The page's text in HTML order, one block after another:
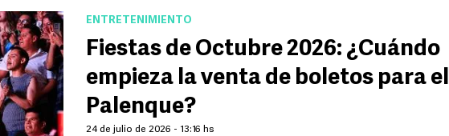
ENTRETENIMIENTO
Fiestas de Octubre 2026: ¿Cuándo
empieza la venta de boletos para el
Palenque?
24 de julio de 2026 - 13:16 hs